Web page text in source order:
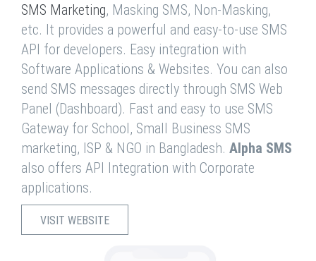
SMS Marketing, Masking SMS, Non-Masking,
etc. It provides a powerful and easy-to-use SMS
API for developers. Easy integration with
Software Applications & Websites. You can also
send SMS messages directly through SMS Web
Panel (Dashboard). Fast and easy to use SMS
Gateway for School, Small Business SMS
marketing, ISP & NGO in Bangladesh. Alpha SMS
also offers API Integration with Corporate
applications.
VISIT WEBSITE